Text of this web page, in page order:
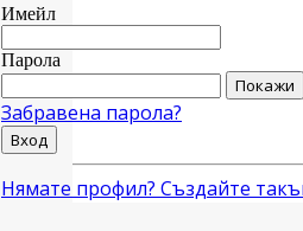
Имейл
Парола
Покажи
Забравена парола?
Вход
Нямате профил? Създайте